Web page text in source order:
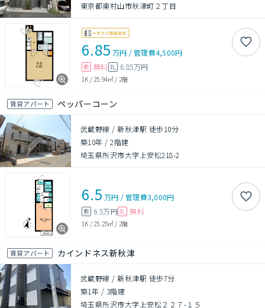
東京都東村山市秋津町２丁目
6.85 万円 /管理費4,500円
敷 無料 礼 6.85万円
1K /25.94㎡ / 2階
賃貸アパート ペッパーコーン
武蔵野線 / 新秋津駅 徒歩10分
築10年 /2階建
埼玉県所沢市大字上安松218-2
6.5 万円 /管理費3,000円
敷 6.5万円 礼 無料
1K / 25.25㎡ / 2階
賃貸アパート カインドネス新秋津
武蔵野線 / 新秋津駅 徒歩7分
築1年 / 3階建
埼玉県所沢市大字上安松２２７-１５